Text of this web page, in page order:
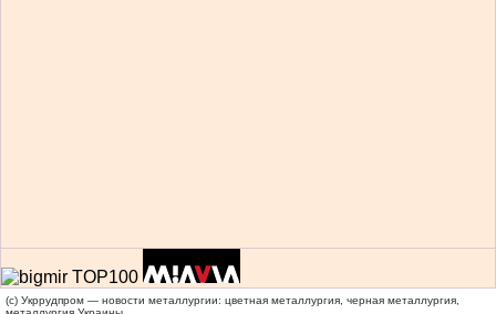
(c) Укррудпром — новости металлургии: цветная металлургия, черная металлургия,